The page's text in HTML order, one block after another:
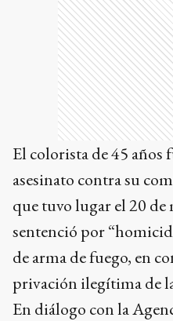
El colorista de 45 años
asesinato contra su
que tuvo lugar el 20 de
sentenció por
de arma de fuego, en
privación ilegítima de
En diálogo con la